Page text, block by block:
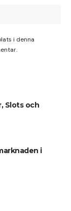
i denna
Slots och
i